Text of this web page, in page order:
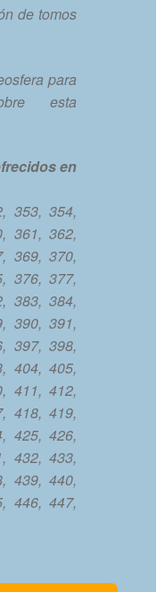
de tomos
para
esta
en
353, 354,
361, 362,
369, 370,
376, 377,
383, 384,
390, 391,
397, 398,
404, 405,
411, 412,
418, 419,
425, 426,
432, 433,
439, 440,
446, 447,